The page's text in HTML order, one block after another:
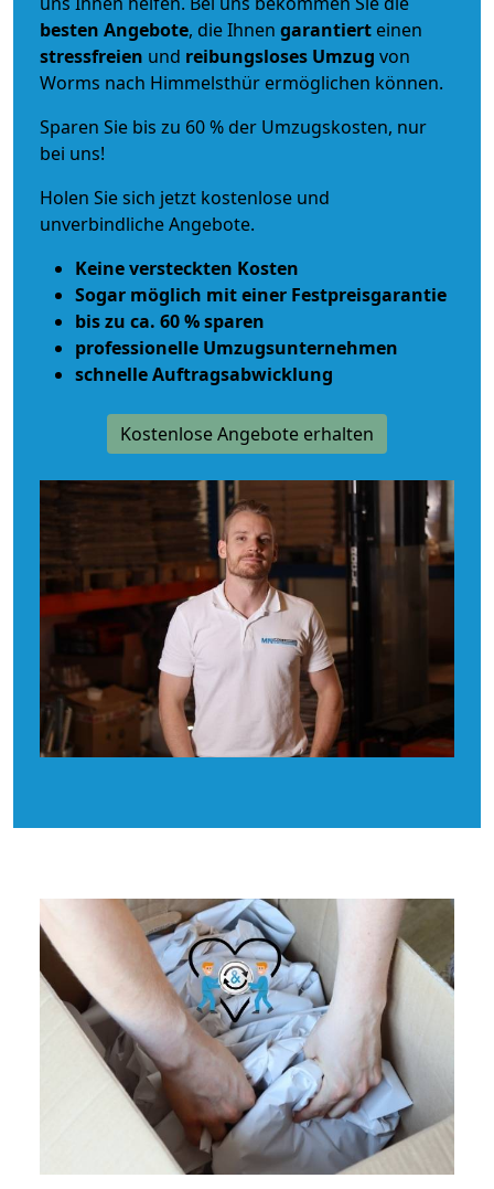
besten Angebote, die Ihnen garantiert einen
stressfreien und reibungsloses Umzug von
Worms nach Himmelsthür ermöglichen können.
Sparen Sie bis zu 60 % der Umzugskosten, nur
bei uns!
Holen Sie sich jetzt kostenlose und
unverbindliche Angebote.
Keine versteckten Kosten
Sogar möglich mit einer Festpreisgarantie
bis zu ca. 60 % sparen
professionelle Umzugsunternehmen
schnelle Auftragsabwicklung
Kostenlose Angebote erhalten